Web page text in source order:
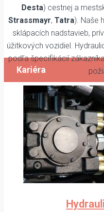
Prezrite si naše
nás kontaktujte.
Kariéra
Desta) cestnej a
Strassmayr, Tatra). Naše
sklápacích nadstavieb,
úžitkových vozidiel.
podľa špecifikácií